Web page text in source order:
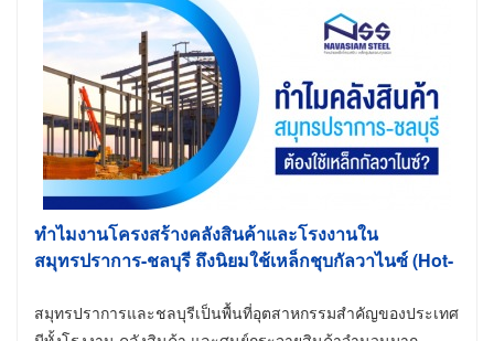
ทำไมงานโครงสร้างคลังสินค้าและโรงงานใน
สมุทรปราการ-ชลบุรี ถึงนิยมใช้เหล็กชุบกัลวาไนซ์ (Hot-
สมุทรปราการและชลบุรีเป็นพื้นที่อุตสาหกรรมสำคัญของประเทศ